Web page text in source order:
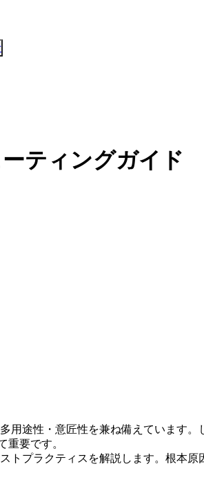
ティングガイド
用途性・意匠性を兼ね備えています
重要です。
プラクティスを解説します。根本